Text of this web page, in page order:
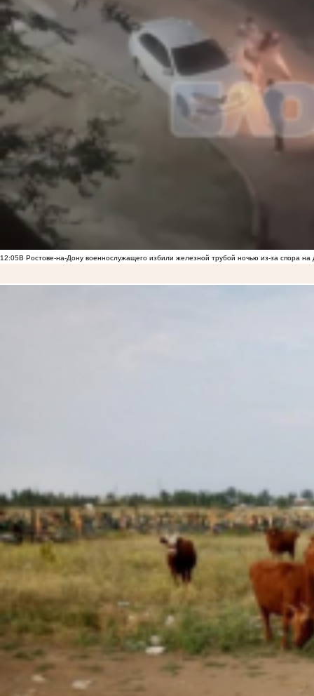
12:05В Ростове-на-Дону военнослужащего избили железной трубой ночью из-за спора на